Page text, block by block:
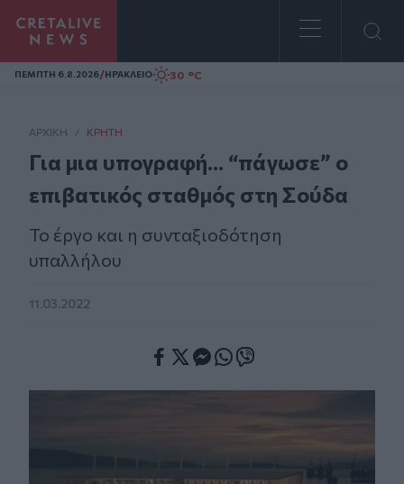
Homepage
ΠΕΜΠΤΗ 6.8.2026/ΗΡΑΚΛΕΙΟ 30 °C
ΑΡΧΙΚΗ / ΚΡΉΤΗ
Για μια υπογραφή... “πάγωσε” ο
επιβατικός σταθμός στη Σούδα
Το έργο και η συνταξιοδότηση
υπαλλήλου
11.03.2022